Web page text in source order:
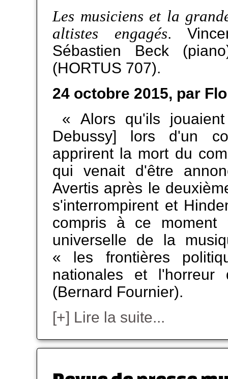
Les musiciens et la
altistes engagés.
Sébastien Beck
(HORTUS 707).
24 octobre 2015, par
« Alors qu'ils
Debussy] lors d'un
apprirent la mort du
qui venait d'être
Avertis après le
s'interrompirent et
compris à ce moment
universelle de la
« les frontières
nationales et
(Bernard Fournier).
[+] Lire la suite...